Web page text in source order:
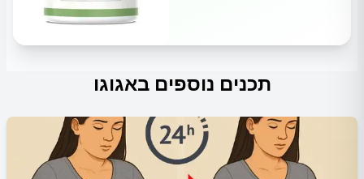
תכנים נוספים באגוגו